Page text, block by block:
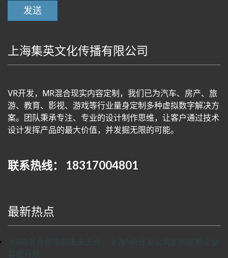
上海集英文化传播有限公司
VR开发，MR混合现实内容定制，我们已为汽车、房产、旅
游、教育、影视、游戏等行业量身定制多种虚拟数字解决方
案。团队秉承专注、专业的设计制作思维，让客户通过技术
设计发挥产品的最大价值，并发掘无限的可能。
联系热线： 18317004801
最新热点